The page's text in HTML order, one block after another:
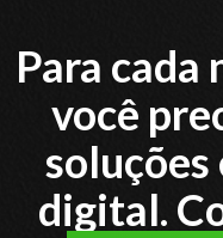
Para cada
você
digital.